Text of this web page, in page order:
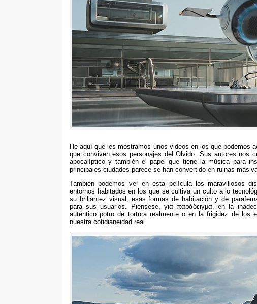
He aquí que les mostramos unos videos en los que podemos
que conviven esos personajes del Olvido .Sus autores nos
apocalíptico y también el papel que tiene la música para
principales ciudades parece se han convertido en ruinas
También podemos ver en esta película los maravillosos
entornos habitados en los que se cultiva un culto a lo
su brillantez visual
esas formas de habitación y de
para sus usuarios
Piénsese, για παράδειγμα,en la
auténtico potro de tortura realmente o en la frigidez de los
nuestra cotidianeidad real